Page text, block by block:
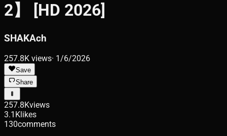
2】 [HD 2026]
SHAKAch
257.8K views· 1/6/2026
Save
Share
257.8Kviews
3.1Klikes
130comments